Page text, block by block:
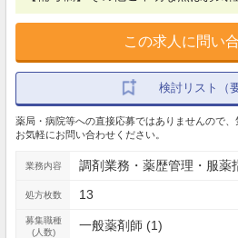
この求人に問い
検討リスト（
薬局・病院等への直接応募ではありませんので
お気軽にお問い合わせください。
業務内容 調剤業務・薬歴管理・服薬
処方枚数 13
募集職種
(人数)
一般薬剤師 (1)